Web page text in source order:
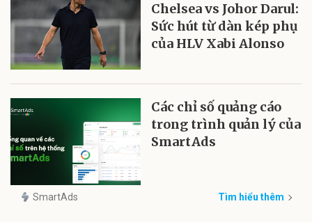
Chelsea vs Johor Darul:
Sức hút từ dàn kép phụ
của HLV Xabi Alonso
Các chỉ số quảng cáo
trong trình quản lý của
SmartAds
SmartAds Tìm hiểu thêm